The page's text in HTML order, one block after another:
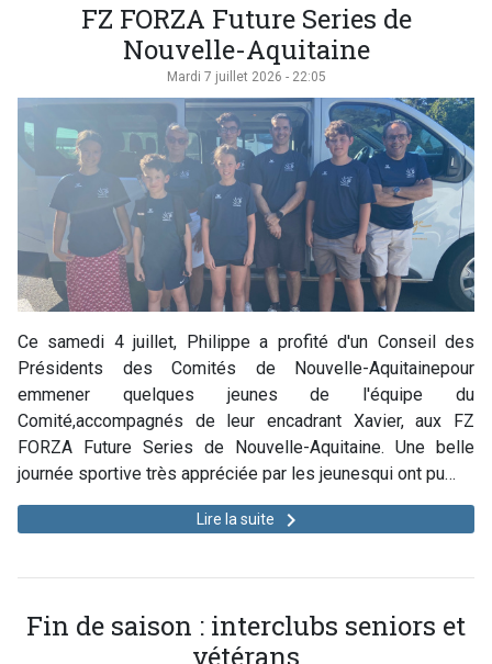
FZ FORZA Future Series de
Nouvelle-Aquitaine
Mardi 7 juillet 2026 - 22:05
Ce samedi 4 juillet, Philippe a profité d'un Conseil des
Présidents des Comités de Nouvelle-Aquitainepour
emmener quelques jeunes de l'équipe du
Comité,accompagnés de leur encadrant Xavier, aux FZ
FORZA Future Series de Nouvelle-Aquitaine. Une belle
journée sportive très appréciée par les jeunesqui ont pu…
Lire la suite keyboard_arrow_right
Fin de saison : interclubs seniors et
vétérans